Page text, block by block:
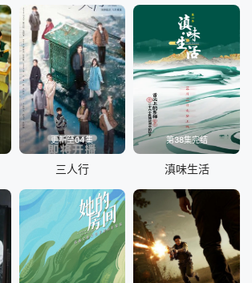
更新至04集
三人行
第38集完结
滇味生活